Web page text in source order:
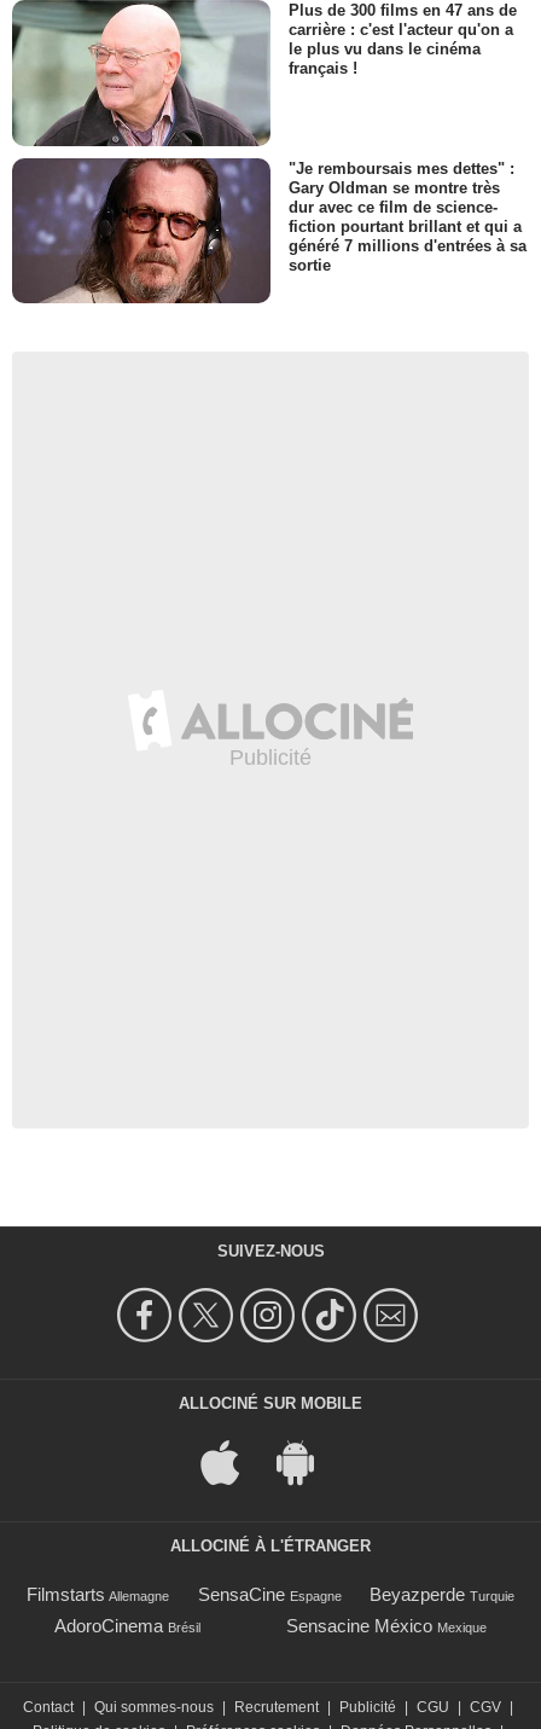
Plus de 300 films en 47 ans de
carrière : c'est l'acteur qu'on a
le plus vu dans le cinéma
français !
"Je remboursais mes dettes" :
Gary Oldman se montre très
dur avec ce film de science-
fiction pourtant brillant et qui a
généré 7 millions d'entrées à sa
sortie
SUIVEZ-NOUS
ALLOCINÉ SUR MOBILE
ALLOCINÉ À L'ÉTRANGER
Filmstarts Allemagne SensaCine Espagne Beyazperde Turquie
AdoroCinema Brésil Sensacine México Mexique
Contact | Qui sommes-nous | Recrutement | Publicité | CGU | CGV |